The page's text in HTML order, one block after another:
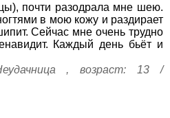
почти разодрала мне шею.
в мою кожу и раздирает
Сейчас мне очень трудно
Каждый день бьёт и
, возраст: 13 /